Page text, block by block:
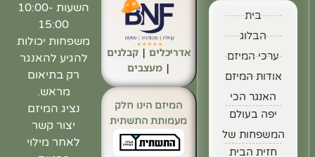
בית
הבלוג
ערכי המיזם
אודות המיזם
האנגר הכי
יפה בעולם
המשפחות של
חזית הבית
השעות 10:00-
15:00
משפחות יכולות
להגיע להאנגר
רק בתיאום
מראש.
נציג המיזם
יצור קשר
לאחר מילוי
אדריכלים | קבלנים
|מעצבים
המיזם הינו חלק
מעמותת התשתית